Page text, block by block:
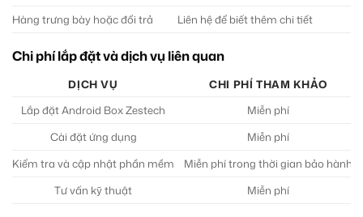
Hàng trưng bày hoặc đổi trả
Liên hệ để biết thêm chi tiết
Chi phí lắp đặt và dịch vụ liên quan
DỊCH VỤ
CHI PHÍ THAM KHẢO
Lắp đặt Android Box Zestech
Miễn phí
Cài đặt ứng dụng
Miễn phí
Kiểm tra và cập nhật phần mềm
Miễn phí trong thời gian bảo hành
Tư vấn kỹ thuật
Miễn phí